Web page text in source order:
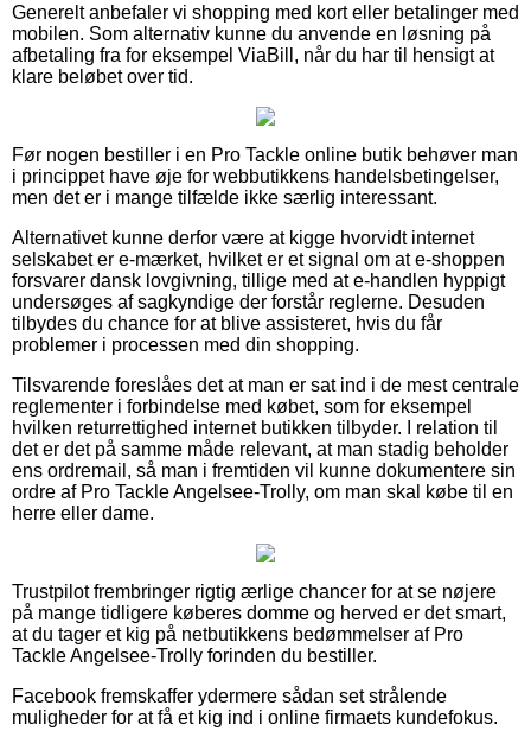
Generelt anbefaler vi shopping med kort eller betalinger med
mobilen. Som alternativ kunne du anvende en løsning på
afbetaling fra for eksempel ViaBill, når du har til hensigt at
klare beløbet over tid.
Før nogen bestiller i en Pro Tackle online butik behøver man
i princippet have øje for webbutikkens handelsbetingelser,
men det er i mange tilfælde ikke særlig interessant.
Alternativet kunne derfor være at kigge hvorvidt internet
selskabet er e-mærket, hvilket er et signal om at e-shoppen
forsvarer dansk lovgivning, tillige med at e-handlen hyppigt
undersøges af sagkyndige der forstår reglerne. Desuden
tilbydes du chance for at blive assisteret, hvis du får
problemer i processen med din shopping.
Tilsvarende foreslåes det at man er sat ind i de mest centrale
reglementer i forbindelse med købet, som for eksempel
hvilken returrettighed internet butikken tilbyder. I relation til
det er det på samme måde relevant, at man stadig beholder
ens ordremail, så man i fremtiden vil kunne dokumentere sin
ordre af Pro Tackle Angelsee-Trolly, om man skal købe til en
herre eller dame.
Trustpilot frembringer rigtig ærlige chancer for at se nøjere
på mange tidligere køberes domme og herved er det smart,
at du tager et kig på netbutikkens bedømmelser af Pro
Tackle Angelsee-Trolly forinden du bestiller.
Facebook fremskaffer ydermere sådan set strålende
muligheder for at få et kig ind i online firmaets kundefokus.